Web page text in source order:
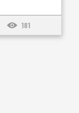
181